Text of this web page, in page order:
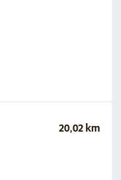
20,02 km